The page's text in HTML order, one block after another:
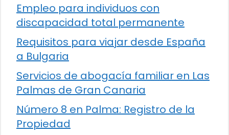
Empleo para individuos con
discapacidad total permanente
Requisitos para viajar desde España
a Bulgaria
Servicios de abogacía familiar en Las
Palmas de Gran Canaria
Número 8 en Palma: Registro de la
Propiedad